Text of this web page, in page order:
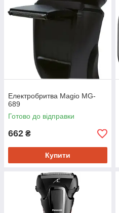
Електробритва Magio MG-
689
Готово до відправки
662 ₴
Купити